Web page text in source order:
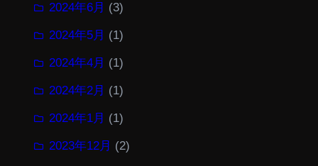
2024年6月 (3)
2024年5月 (1)
2024年4月 (1)
2024年2月 (1)
2024年1月 (1)
2023年12月 (2)